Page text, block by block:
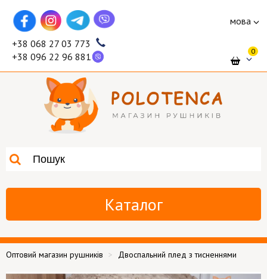
мова
+38 068 27 03 773
+38 096 22 96 881
0
Каталог
Оптовий магазин рушників Двоспальний плед з тисненнями